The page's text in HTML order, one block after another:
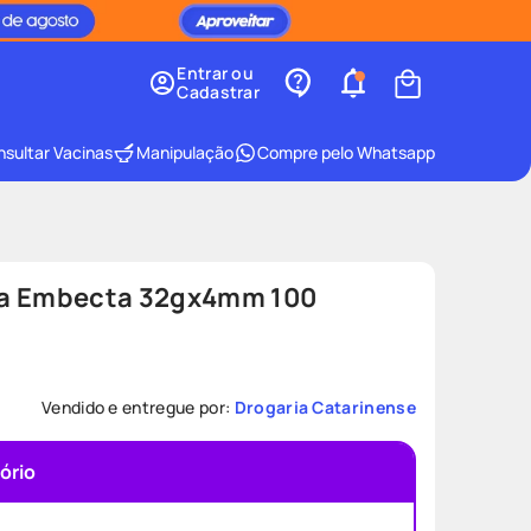
Entrar ou
Cadastrar
Vacinas Manipulação Compre pelo Whatsapp
Embecta 32gx4mm 100
Vendido e entregue por: Drogaria Catarinense